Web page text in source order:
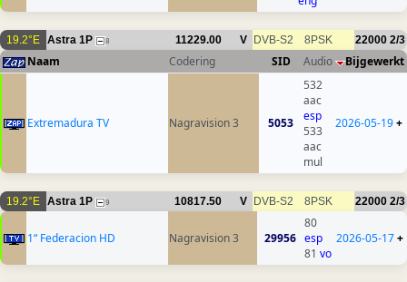
19.2°E Astra 1P 8 11229.00 V DVB-S2 8PSK 22000 2/3
Naam Codering SID Audio Bijgewerkt
Extremadura TV Nagravision 3 5053
532
aac
esp
533
aac
mul
2026-05-19+
19.2°E Astra 1P 9 10817.50 V DVB-S2 8PSK 22000 2/3
1“ Federacion HD Nagravision 3 29956
80
esp
81 vo
2026-05-17+